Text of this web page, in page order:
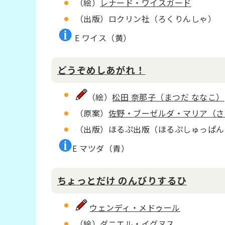
（絵） レナード・ワイスガード
（出版）ロクリン社（ろくりんしゃ）
E ワイス（黄）
どうぞめしあがれ！
（絵）松田 奈那子（まつだ ななこ）
（原案） 佐野・ブーゼルダ・マリア（
（出版）ほるぷ出版（ほるぷしゅっぱん
E マツダ（青）
ちょっとだけ のんびりするひ
ウェンディ・メドゥール